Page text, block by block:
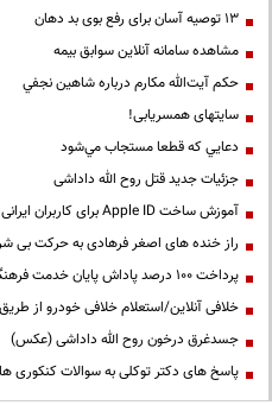
13 توصیه آسان برای رفع بوی بد دهان
مشاهده سامانه آنلاين سوابق بیمه
حكم آيت‌الله مكارم درباره شاهين نجفي
سایتهای همسریابی!
دعايي كه قطعا مستجاب مي‌شود
جزئیات جدید قتل روح الله داداشی
آموزش ساخت Apple ID برای کاربران ایرانی
راز خنده های اصغر فرهادی به حرکت بی
پرداخت ۱۰۰ درصد پاداش پایان خدمت فرهنگیان
خلافی آنلاین/استعلام خلافی خودرو از طریق
جسدغرق درخون روح الله داداشی (عکس)
پاسخ های دکتر توکلی به سوالات کنکوری ها